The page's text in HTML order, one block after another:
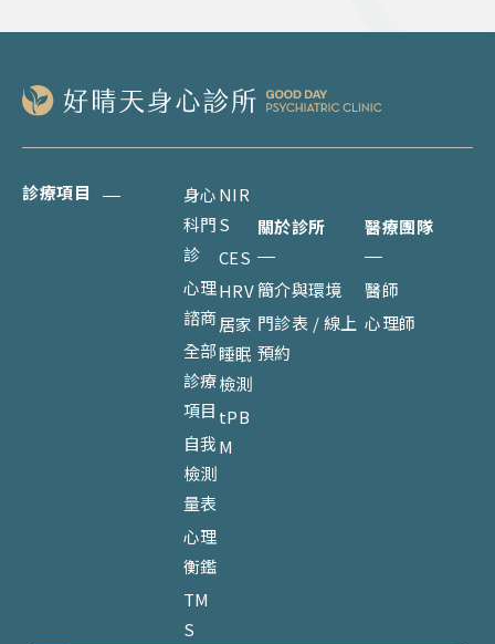
診療項目
身心
科門
診
心理
諮商
全部
診療
項目
自我
檢測
量表
心理
衡鑑
TM
S
NIR
S
CES
HRV
居家
睡眠
檢測
tPB
M
關於診所
簡介與環境
門診表 / 線上
預約
醫療團隊
醫師
心理師